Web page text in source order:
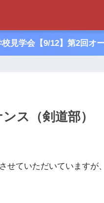
校見学会【9/12】第2回オ
ス（剣道部）
せていただいていますが